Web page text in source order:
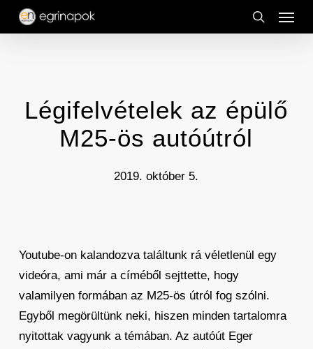
Skip
search
Menu
Légifelvételek az épülő
M25-ös autóútról
2019. október 5.
Youtube-on kalandozva találtunk rá véletlenül egy
videóra, ami már a címéből sejttette, hogy
valamilyen formában az M25-ös útról fog szólni.
Egyből megörültünk neki, hiszen minden tartalomra
nyitottak vagyunk a témában. Az autóút Eger